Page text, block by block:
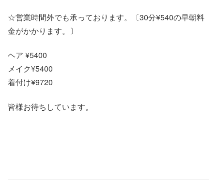
☆営業時間外でも承っております。〔30分¥540の早朝料
金がかかります。〕
ヘア ¥5400
メイク¥5400
着付け¥9720
皆様お待ちしています。